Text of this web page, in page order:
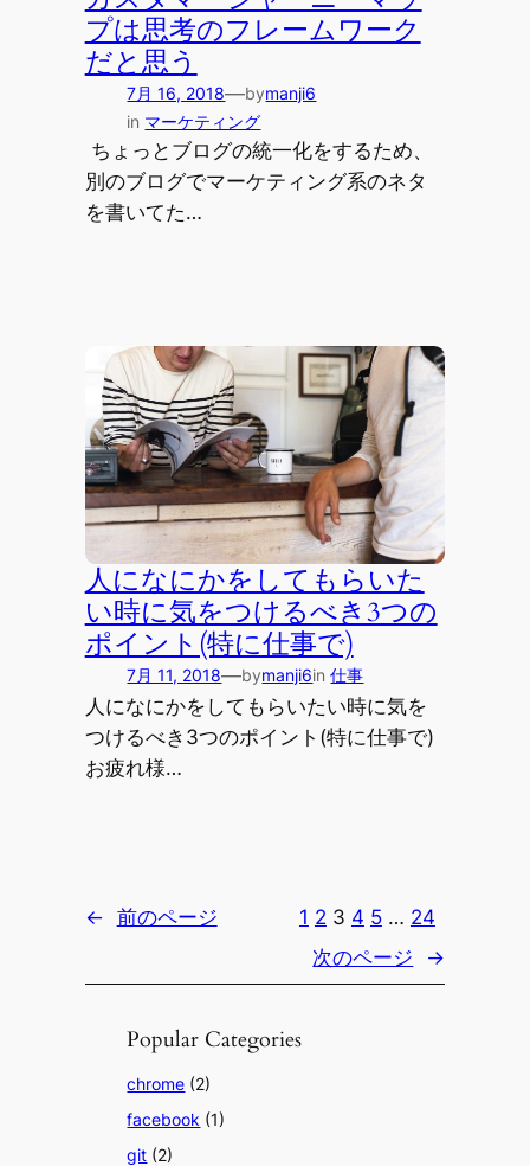
プは思考のフレームワーク
だと思う
7月 16, 2018—bymanji6
in マーケティング
ちょっとブログの統一化をするため、
別のブログでマーケティング系のネタ
を書いてた…
人になにかをしてもらいた
い時に気をつけるべき3つの
ポイント(特に仕事で)
7月 11, 2018—bymanji6in仕事
人になにかをしてもらいたい時に気を
つけるべき3つのポイント(特に仕事で)
お疲れ様…
← 前のページ 1 2 3 4 5 … 24
次のページ
→
Popular Categories
chrome (2)
facebook (1)
git (2)